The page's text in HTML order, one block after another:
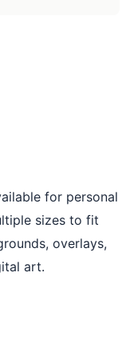
for personal
sizes to fit
overlays,
art.